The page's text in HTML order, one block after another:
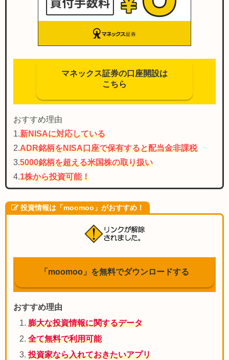
マネックス証券の口座開設は
こちら
おすすめ理由
1.新NISAに対応している
2.ADR銘柄をNISA口座で保有すると配当金非課税
3.5000銘柄を超える米国株の取り扱い
4.1株から投資可能！
投資情報は「moomoo」がおすすめ！
「moomoo」を無料でダウンロードする
おすすめ理由
膨大な投資情報に関するデータ
全て無料で利用可能
投資家なら入れておきたいアプリ